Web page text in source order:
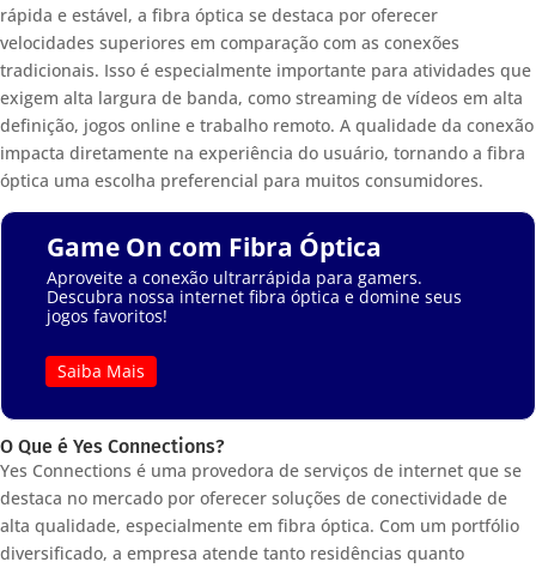
rápida e estável, a fibra óptica se destaca por oferecer
velocidades superiores em comparação com as conexões
tradicionais. Isso é especialmente importante para atividades que
exigem alta largura de banda, como streaming de vídeos em alta
definição, jogos online e trabalho remoto. A qualidade da conexão
impacta diretamente na experiência do usuário, tornando a fibra
óptica uma escolha preferencial para muitos consumidores.
Game On com Fibra Óptica
Aproveite a conexão ultrarrápida para gamers.
Descubra nossa internet fibra óptica e domine seus
jogos favoritos!
Saiba Mais
O Que é Yes Connections?
Yes Connections é uma provedora de serviços de internet que se
destaca no mercado por oferecer soluções de conectividade de
alta qualidade, especialmente em fibra óptica. Com um portfólio
diversificado, a empresa atende tanto residências quanto